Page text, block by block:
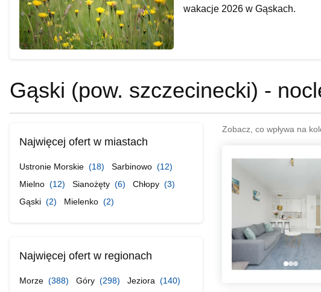
wakacje 2026 w Gąskach.
Gąski (pow. szczecinecki) -
Zobacz, co wpływa na
Najwięcej ofert w miastach
Ustronie Morskie (18) Sarbinowo (12)
Mielno (12) Sianożęty (6) Chłopy (3)
Gąski (2) Mielenko (2)
Najwięcej ofert w regionach
Morze (388) Góry (298) Jeziora (140)